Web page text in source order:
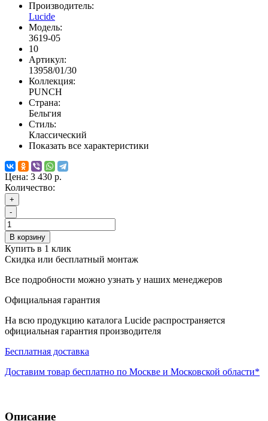
Производитель:
Lucide
Модель:
3619-05
10
Артикул:
13958/01/30
Коллекция:
PUNCH
Страна:
Бельгия
Стиль:
Классический
Показать все характеристики
Цена: 3 430 р.
Количество:
+
-
В корзину
Купить в 1 клик
Скидка или бесплатный монтаж
Все подробности можно узнать у наших менеджеров
Официальная гарантия
На всю продукцию каталога Lucide распространяется
официальная гарантия производителя
Бесплатная доставка
Доставим товар бесплатно по Москве и Московской области*
Описание